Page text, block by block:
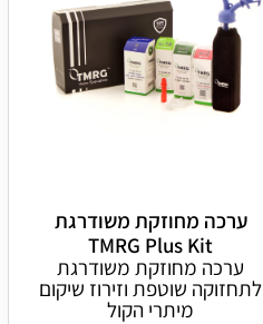
ערכה מחוזקת משודרגת
TMRG Plus Kit
ערכה מחוזקת משודרגת
לתחזוקה שוטפת וזירוז שיקום
מיתרי הקול